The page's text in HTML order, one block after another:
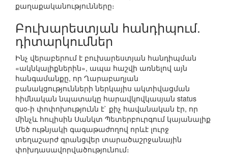
քաղաքականությունները։
Բուխարեստյան հանդիպում.
դիտարկումներ
Ինչ վերաբերում է բուխարեստյան հանդիպման
«ակնկալիքներին», ապա հաշվի առնելով այն
հանգամանքը, որ Ղարաբաղյան
բանակցությունների ներկայիս ակտիվացման
հիմնական նպատակը հարավկովկասյան status
quo-ի փոփոխությունն է` քիչ հավանական էր, որ
մինչև հուլիսին Սանկտ Պետերբուրգում կայանալիք
Մեծ ութնյակի գագաթաժողով որևէ լուրջ
տեղաշարժ գրանցվեր տարածաշրջանային
փոխդասավորվածությունում։